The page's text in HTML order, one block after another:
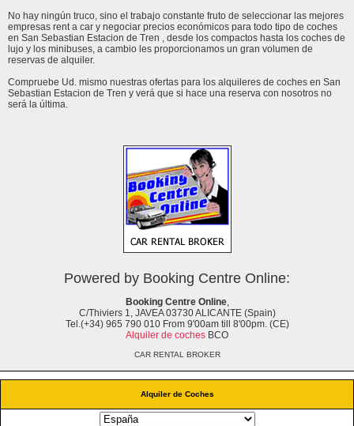
Alquiler de Coches
No hay ningún truco, sino el trabajo constante fruto de seleccionar las mejores
empresas rent a car y negociar precios económicos para todo tipo de coches
en San Sebastian Estacion de Tren , desde los compactos hasta los coches de
lujo y los minibuses, a cambio les proporcionamos un gran volumen de
reservas de alquiler.
Compruebe Ud. mismo nuestras ofertas para los alquileres de coches en San
Sebastian Estacion de Tren y verá que si hace una reserva con nosotros no
será la última.
Powered by Booking Centre Online:
Booking Centre Online,
C/Thiviers 1, JAVEA 03730 ALICANTE (Spain)
Tel.(+34) 965 790 010 From 9'00am till 8'00pm. (CE)
Alquiler de coches BCO
CAR RENTAL BROKER